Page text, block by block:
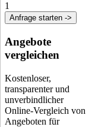
1
Anfrage starten ->
Angebote
vergleichen
Kostenloser,
transparenter und
unverbindlicher
Online-Vergleich von
Angeboten für